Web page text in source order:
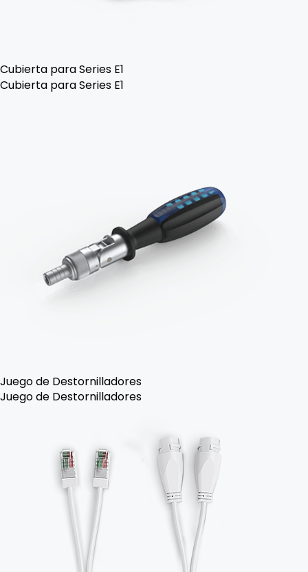
Cubierta para Series E1
Cubierta para Series E1
Juego de Destornilladores
Juego de Destornilladores